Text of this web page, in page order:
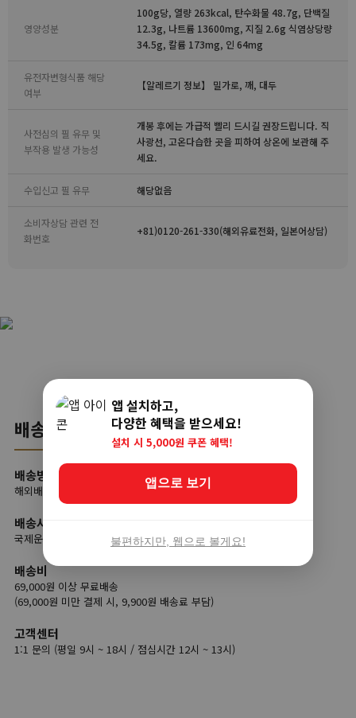
영양성분
100g당, 열량 263kcal, 탄수화물 48.7g, 단백질
12.3g, 나트륨 13600mg, 지질 2.6g 식염상당량
34.5g, 칼륨 173mg, 인 64mg
유전자변형식품 해당
여부
【알레르기 정보】 밀가로, 깨, 대두
사전심의 필 유무 및
부작용 발생 가능성
개봉 후에는 가급적 빨리 드시길 권장드립니다. 직
사광선, 고온다습한 곳을 피하여 상온에 보관해 주
세요.
수입신고 필 유무 해당없음
소비자상담 관련 전
화번호
+81)0120-261-330(해외유료전화, 일본어상담)
배송
배송방법
해외배송
배송사
국제운송사(글로비츠), 국내택배
배송비
69,000원 이상 무료배송
(69,000원 미만 결제 시, 9,900원 배송료 부담)
고객센터
1:1 문의 (평일 9시 ~ 18시 / 점심시간 12시 ~ 13시)
앱 설치하고,
다양한 혜택을 받으세요!
설치 시 5,000원 쿠폰 혜택!
앱으로 보기
불편하지만, 웹으로 볼게요!